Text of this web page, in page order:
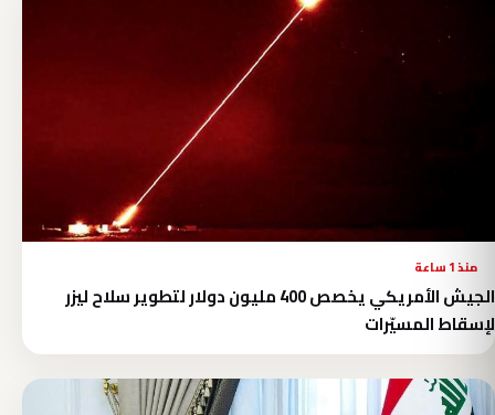
منذ 1 ساعة
الجيش الأمريكي يخصص 400 مليون دولار لتطوير سلاح ليزر
لإسقاط المسيّرات